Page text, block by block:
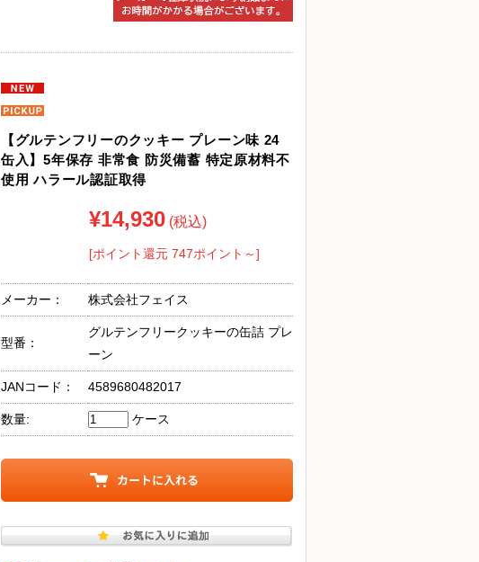
【グルテンフリーのクッキー プレーン味 24
缶入】5年保存 非常食 防災備蓄 特定原材料不
使用 ハラール認証取得
¥14,930 (税込)
[ポイント還元 747ポイント～]
メーカー： 株式会社フェイス
型番：
グルテンフリークッキーの缶詰 プレ
ーン
JANコード： 4589680482017
数量: ケース